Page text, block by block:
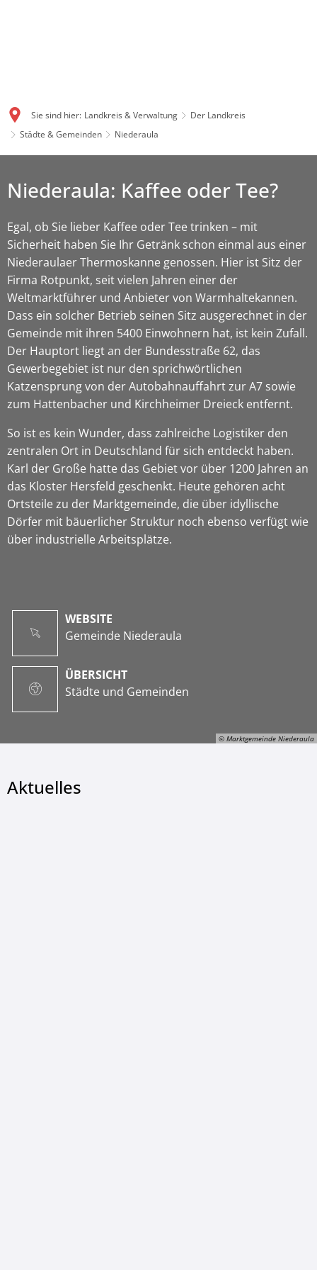
Sie sind hier: Landkreis & Verwaltung
Der Landkreis
Städte & Gemeinden
Niederaula
© Marktgemeinde Niederaula
Niederaula: Kaffee oder Tee?
Egal, ob Sie lieber Kaffee oder Tee trinken – mit
Sicherheit haben Sie Ihr Getränk schon einmal aus einer
Niederaulaer Thermoskanne genossen. Hier ist Sitz der
Firma Rotpunkt, seit vielen Jahren einer der
Weltmarktführer und Anbieter von Warmhaltekannen.
Dass ein solcher Betrieb seinen Sitz ausgerechnet in der
Gemeinde mit ihren 5400 Einwohnern hat, ist kein Zufall.
Der Hauptort liegt an der Bundesstraße 62, das
Gewerbegebiet ist nur den sprichwörtlichen
Katzensprung von der Autobahnauffahrt zur A7 sowie
zum Hattenbacher und Kirchheimer Dreieck entfernt.
So ist es kein Wunder, dass zahlreiche Logistiker den
zentralen Ort in Deutschland für sich entdeckt haben.
Karl der Große hatte das Gebiet vor über 1200 Jahren an
das Kloster Hersfeld geschenkt. Heute gehören acht
Ortsteile zu der Marktgemeinde, die über idyllische
Dörfer mit bäuerlicher Struktur noch ebenso verfügt wie
über industrielle Arbeitsplätze.
WEBSITE
Gemeinde Niederaula
ÜBERSICHT
Städte und Gemeinden
Aktuelles